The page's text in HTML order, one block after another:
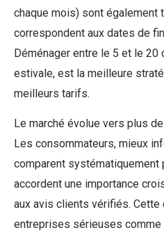
chaque mois) sont également
correspondent aux dates de
Déménager entre le 5 et le 20
estivale, est la meilleure
meilleurs tarifs.
Le marché évolue vers plus
Les consommateurs, mieux
comparent
accordent une importance
aux avis clients vérifiés.
entreprises sérieuses comme